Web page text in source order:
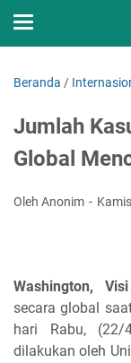
Beranda /
Jumlah
Global
Oleh Anonim
Washington,
secara global
hari Rabu, (22/
dilakukan oleh